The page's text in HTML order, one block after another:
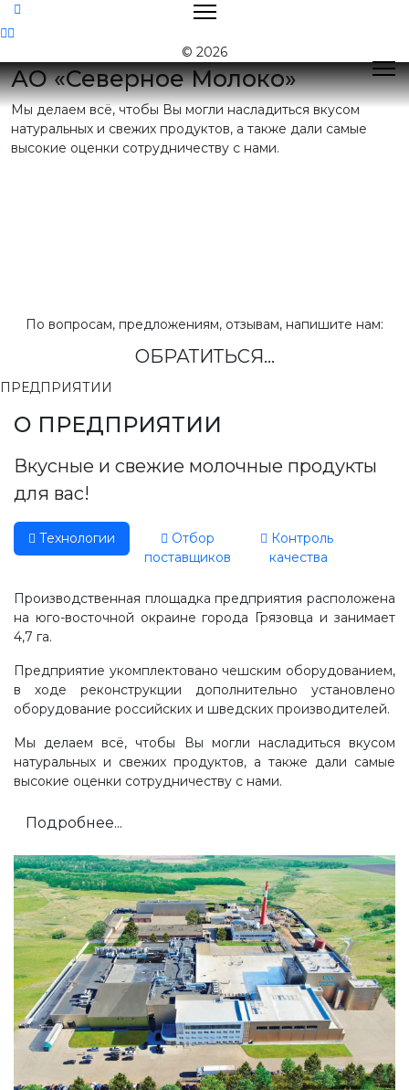
© 2026
Контакты
Приемная:(81755) 2-16-38
Отдел продаж:(81755) 2-18-62
(81755) 2-10-14
Контакты отделов
АО «Северное Молоко»
Мы делаем всё, чтобы Вы могли насладиться вкусом
натуральных и свежих продуктов, а также дали самые
высокие оценки сотрудничеству с нами.
По вопросам, предложениям, отзывам, напишите нам:
ОБРАТИТЬСЯ...
ПРЕДПРИЯТИИ
О ПРЕДПРИЯТИИ
Вкусные и свежие молочные продукты
для вас!
Технологии
Отбор
поставщиков
Контроль
качества
Производственная площадка предприятия расположена
на юго-восточной окраине города Грязовца и занимает
4,7 га.
Предприятие укомплектовано чешским оборудованием,
в ходе реконструкции дополнительно установлено
оборудование российских и шведских производителей.
Мы делаем всё, чтобы Вы могли насладиться вкусом
натуральных и свежих продуктов, а также дали самые
высокие оценки сотрудничеству с нами.
Подробнее...